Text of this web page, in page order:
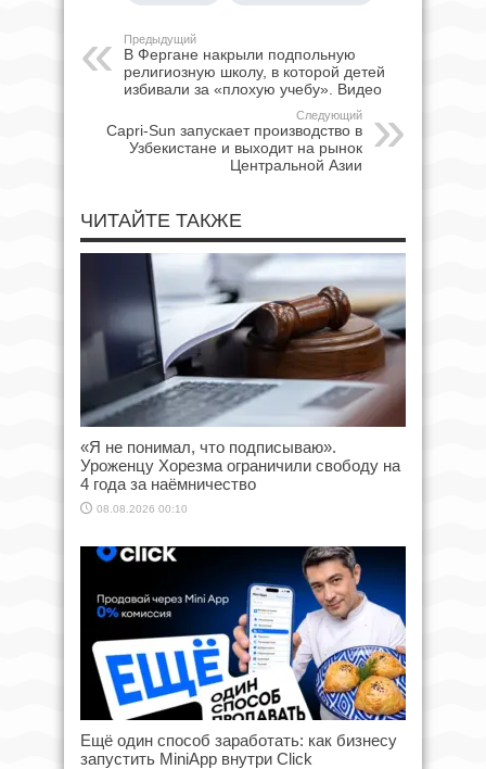
Предыдущий
В Фергане накрыли подпольную
религиозную школу, в которой детей
избивали за «плохую учебу». Видео
Следующий
Capri-Sun запускает производство в
Узбекистане и выходит на рынок
Центральной Азии
ЧИТАЙТЕ ТАКЖЕ
«Я не понимал, что подписываю».
Уроженцу Хорезма ограничили свободу на
4 года за наёмничество
08.08.2026 00:10
Ещё один способ заработать: как бизнесу
запустить MiniApp внутри Click